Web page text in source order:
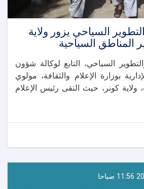
السياحي يزور ولاية
المناطق السياحية
السياحي، التابع لوكالة شؤون
بوزارة الإعلام والثقافة، مولوي
كونر، حيث التقى رئيس الإعلام